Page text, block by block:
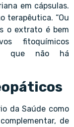
em cápsulas.
terapêutica. “Ou
o extrato é bem
fitoquímicos
que não há
da Saúde como
de